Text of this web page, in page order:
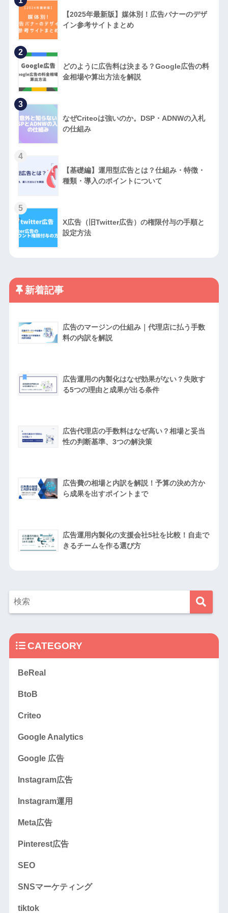
【2025年最新版】媒体別！広告バナーのデザ
イン参考サイトまとめ
2
どのように広告料は決まる？Google広告の料
金相場や算出方法を解説
3
なぜCriteoは強いのか。DSP・ADNWの入札
の仕組み
4
【基礎編】運用型広告とは？仕組み・特徴・
種類・導入のポイントについて
5
X広告（旧Twitter広告）の権限付与の手順と
設定方法
新着記事
広告のマージンの仕組み｜代理店に払う手数
料の内訳を解説
広告運用の内製化はなぜ効果がない？失敗す
る5つの理由と成果が出る条件
広告代理店の手数料はなぜ高い？相場と妥当
性の判断基準、3つの解決策
広告費の相場と内訳を解説！予算の決め方か
ら成果を出すポイントまで
広告運用内製化の支援会社5社を比較！自走で
きるチームを作る選び方
CATEGORY
BeReal
BtoB
Criteo
Google Analytics
Google 広告
Instagram広告
Instagram運用
Meta広告
Pinterest広告
SEO
SNSマーケティング
tiktok